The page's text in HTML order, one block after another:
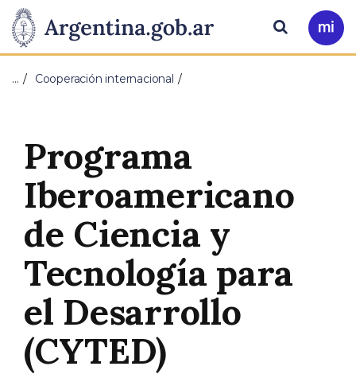
Presidencia
de
Nación
Pasar al contenido principal
Ir
a
Buscar
… Cooperación internacional
Programa
Iberoamericano
de Ciencia y
Tecnología para
el Desarrollo
(CYTED)